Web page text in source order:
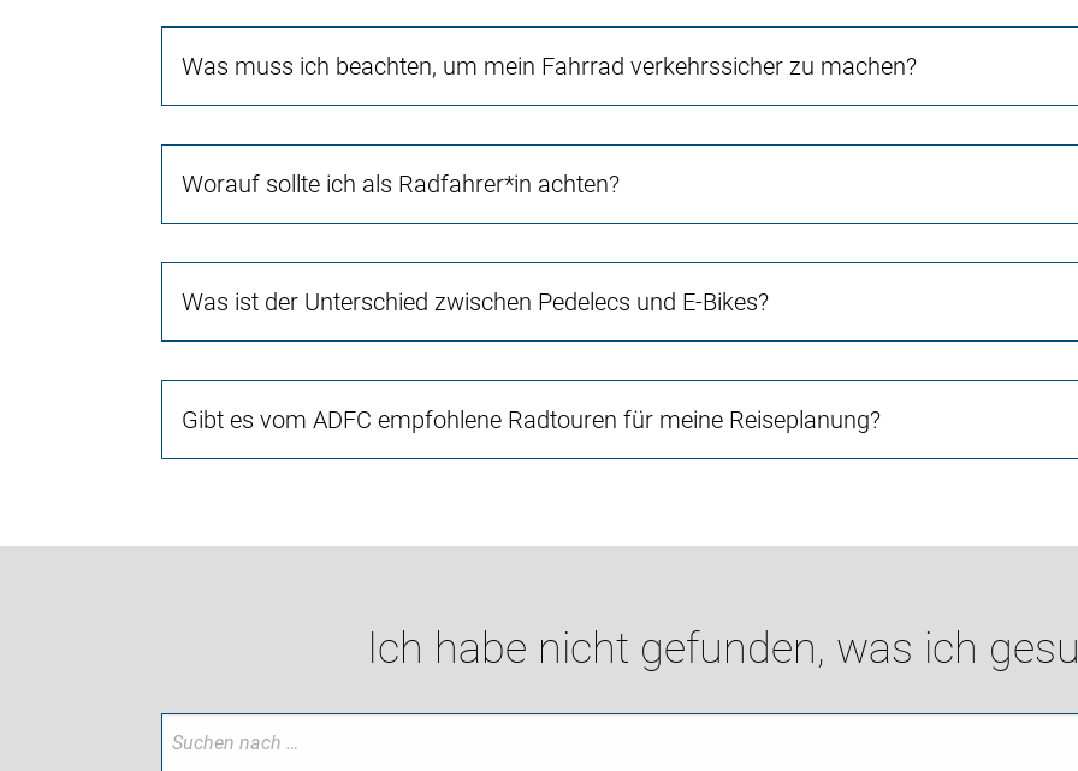
Was muss ich beachten, um mein Fahrrad verkehrssicher zu machen?
Worauf sollte ich als Radfahrer*in achten?
Was ist der Unterschied zwischen Pedelecs und E-Bikes?
Gibt es vom ADFC empfohlene Radtouren für meine Reiseplanung?
Ich habe nicht gefunden, was ich